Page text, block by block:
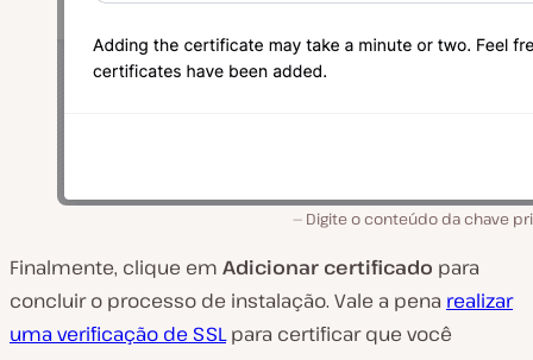
Digite o conteúdo da chave
Finalmente, clique em Adicionar certificado para
concluir o processo de instalação. Vale a pena realizar
uma verificação de SSLpara certificar que você